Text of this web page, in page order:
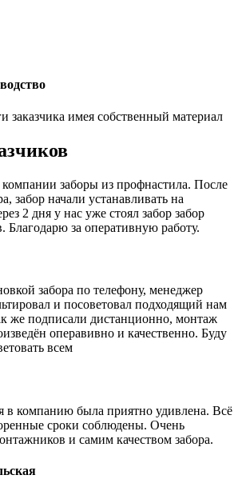
имея собственный материал
заборы из профнастила. После
забор начали устанавливать на
2 дня у нас уже стоял забор забор
Благодарю за оперативную работу.
забора по телефону, менеджер
и посоветовал подходящий нам
же подписали дистанционно, монтаж
операвивно и качественно. Буду
всем
в компанию была приятно удивлена. Всё
сроки соблюдены. Очень
и самим качеством забора.